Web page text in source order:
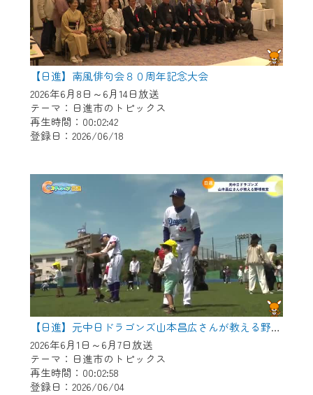
【日進】南風俳句会８０周年記念大会
2026年6月8日～6月14日放送
テーマ：日進市のトピックス
再生時間：00:02:42
登録日：2026/06/18
【日進】元中日ドラゴンズ山本昌広さんが教える野球教室
2026年6月1日～6月7日放送
テーマ：日進市のトピックス
再生時間：00:02:58
登録日：2026/06/04